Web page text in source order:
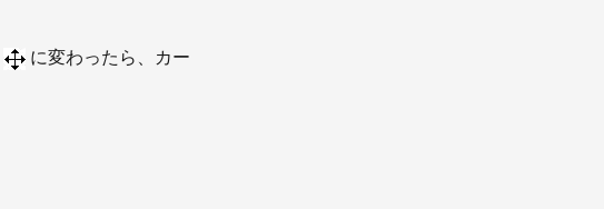
に変わったら、カー